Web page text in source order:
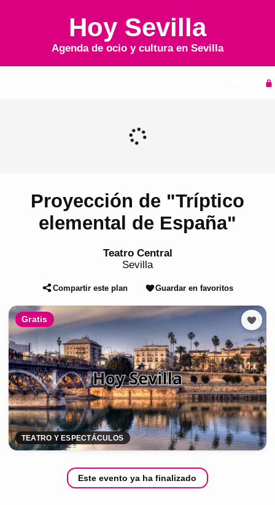
Hoy Sevilla
Agenda de ocio y cultura en Sevilla
Proyección de "Tríptico
elemental de España"
Teatro Central
Sevilla
Compartir este plan Guardar en favoritos
Gratis
TEATRO Y ESPECTÁCULOS
Este evento ya ha finalizado